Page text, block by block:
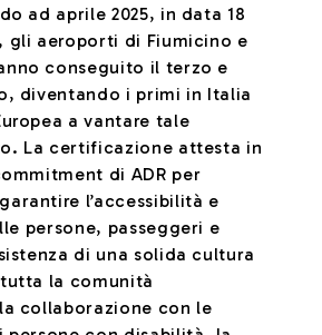
ad aprile 2025, in data 18
gli aeroporti di Fiumicino e
conseguito il terzo e
diventando i primi in Italia
a vantare tale
La certificazione attesta in
di ADR per
l’accessibilità e
persone, passeggeri e
di una solida cultura
la comunità
collaborazione con le